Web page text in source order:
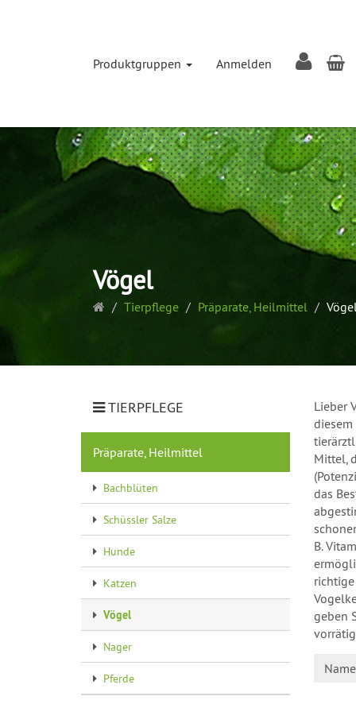
Produktgruppen Anmelden
Vögel
Startseite
Tierpflege Präparate, Heilmittel
Lieber
diesem
Mittel,
das
B.
geben
TIERPFLEGE
Präparate, Heilmittel
Bachblüten
Schüssler Salze
Hunde
Katzen
Vögel
Nager
Pferde